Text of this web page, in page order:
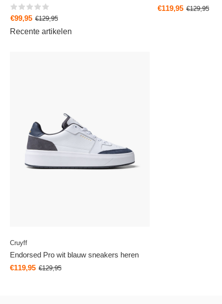
€99,95 €129,95
€119,95 €129,95
Recente artikelen
Cruyff
Endorsed Pro wit blauw sneakers heren
€119,95 €129,95